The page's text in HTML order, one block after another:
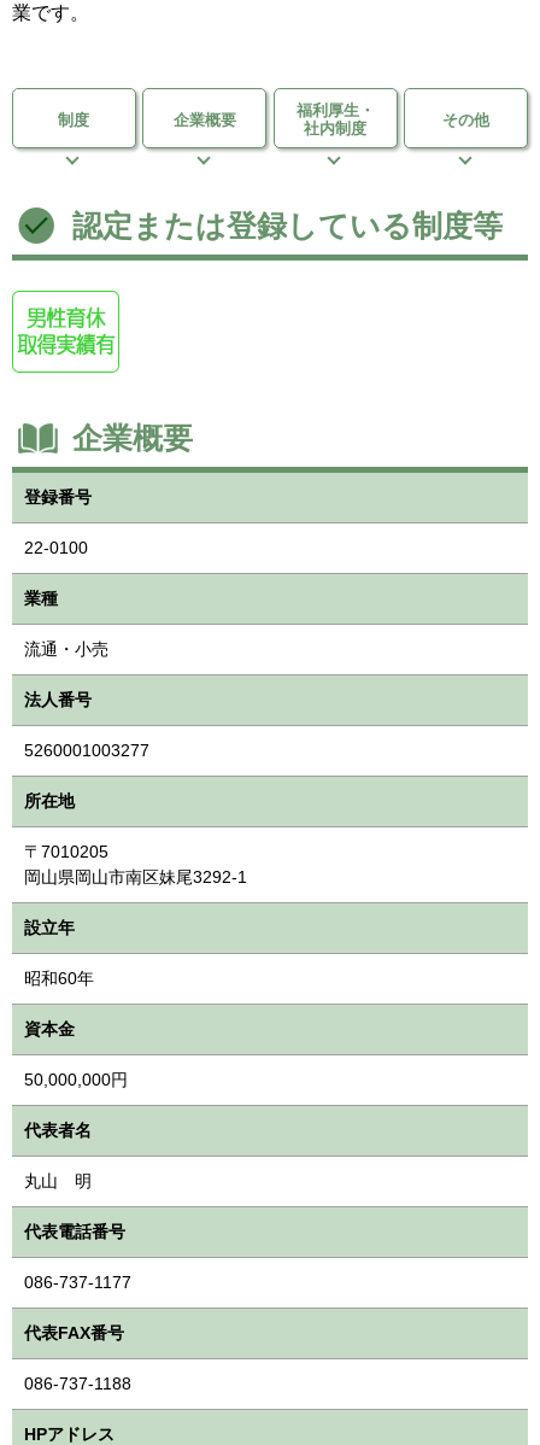
閉じる
業です。
制度 企業概要
福利厚生・
社内制度
その他
認定または登録している制度等
企業概要
登録番号
22-0100
業種
流通・小売
法人番号
5260001003277
所在地
〒7010205
岡山県岡山市南区妹尾3292-1
設立年
昭和60年
資本金
50,000,000円
代表者名
丸山 明
代表電話番号
086-737-1177
代表FAX番号
086-737-1188
HPアドレス